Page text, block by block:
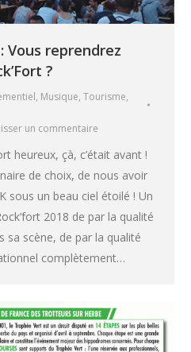
Vous reprendrez
?
, Musique, Tourisme,
un commentaire
heureux, çà, c’était avant !
de choix, de nous avoir
sous un beau ciel étoilé ! Un
2018 de par la qualité
sa scène, de par la qualité
complètement…